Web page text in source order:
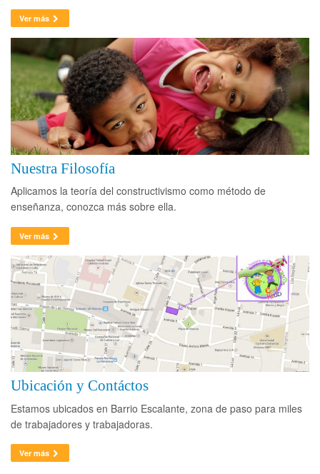
Ver más
Nuestra Filosofía
Aplicamos la teoría del constructivismo como método de
enseñanza, conozca más sobre ella.
Ver más
Ubicación y Contáctos
Estamos ubicados en Barrio Escalante, zona de paso para miles
de trabajadores y trabajadoras.
Ver más